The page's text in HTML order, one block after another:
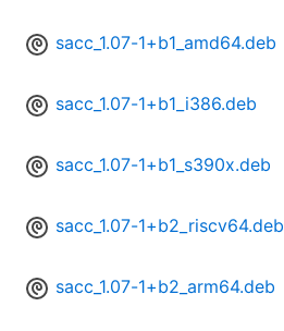
sacc_1.07-1+b1_amd64.deb
sacc_1.07-1+b1_i386.deb
sacc_1.07-1+b1_s390x.deb
sacc_1.07-1+b2_riscv64.deb
sacc_1.07-1+b2_arm64.deb